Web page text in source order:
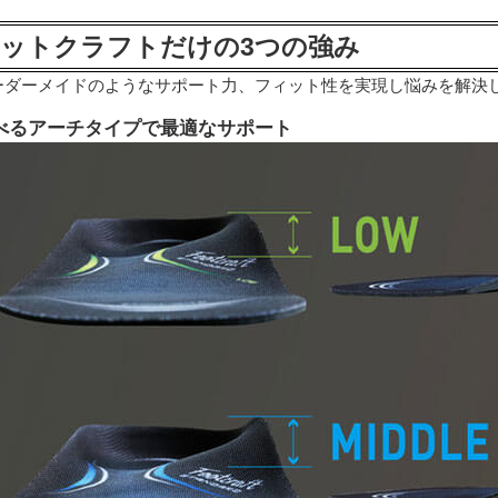
トクラフトだけの3つの強み
ダーメイドのようなサポート力、フィット性を実現し悩みを解決
るアーチタイプで最適なサポート